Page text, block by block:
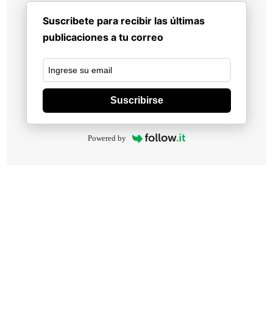
Suscribete para recibir las últimas
publicaciones a tu correo
Suscribirse
Powered by